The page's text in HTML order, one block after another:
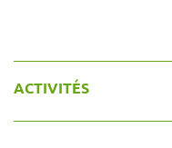
ACTIVITÉS